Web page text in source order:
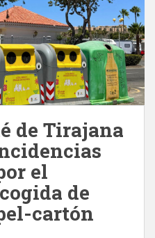
de Tirajana
el
de
cartón